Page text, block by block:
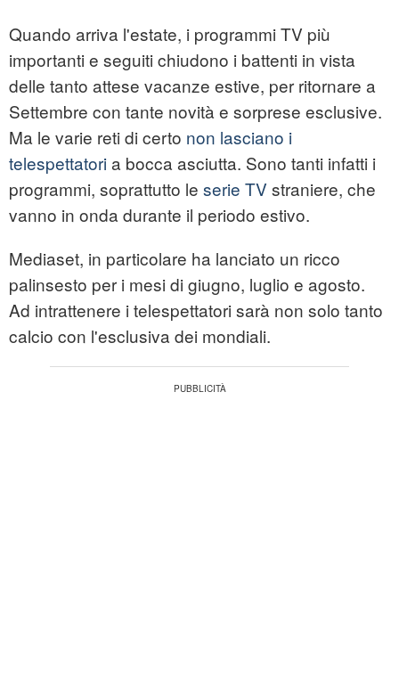
Quando arriva l'estate, i programmi TV più
importanti e seguiti chiudono i battenti in vista
delle tanto attese vacanze estive, per ritornare a
Settembre con tante novità e sorprese esclusive.
Ma le varie reti di certo non lasciano i
telespettatoria bocca asciutta. Sono tanti infatti i
programmi, soprattutto le serie TV straniere, che
vanno in onda durante il periodo estivo.
Mediaset, in particolare ha lanciato un ricco
palinsesto per i mesi di giugno, luglio e agosto.
Ad intrattenere i telespettatori sarà non solo tanto
calcio con l'esclusiva dei mondiali.